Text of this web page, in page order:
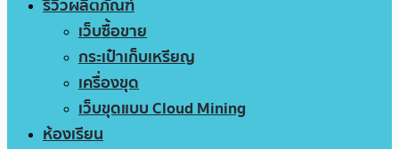
รีวิวผลิตภัณฑ์
เว็บซื้อขาย
กระเป๋าเก็บเหรียญ
เครื่องขุด
เว็บขุดแบบ Cloud Mining
ห้องเรียน